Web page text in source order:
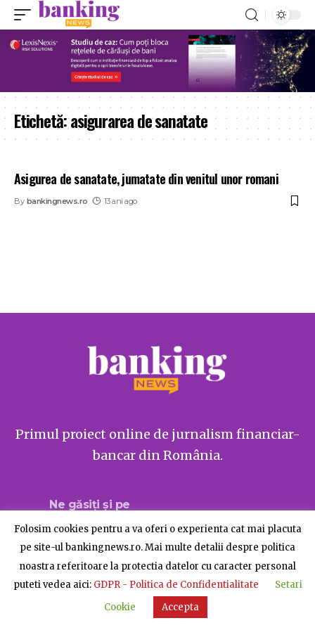
Etichetă:asigurarea de sanatate
Asigurea de sanatate, jumatate din venitul unor romani
By bankingnews.ro 13 ani ago
Primul proiect online de jurnalism financiar-
bancar din România.
Ne găsiți și pe
© BankingNews - Toate drepturile rezervate
Despre BankingNews Contact Publicitate
Folosim cookies pentru a va oferi o experienta cat mai placuta
pe site-ul bankingnews.ro. Mai multe detalii despre politica
noastra referitoare la protectia datelor cu caracter personal
puteti vedea aici: GDPR - Politica de Confidentialitate
Setari
Cookie
Accepta